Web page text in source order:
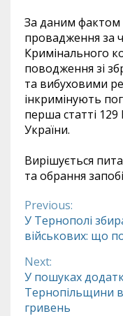
За даним фактом
провадження за
Кримінального
поводження зі
та вибуховими
інкримінують
перша статті
України.
Вирішується
та обрання
Continue
Reading
Previous:
У Тернополі
військових: що
Next:
У пошуках
Тернопільщини
гривень